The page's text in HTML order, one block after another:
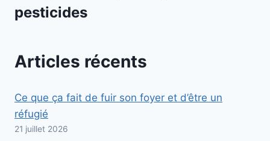
pesticides
Articles récents
Ce que ça fait de fuir son foyer et d’être un
réfugié
21 juillet 2026